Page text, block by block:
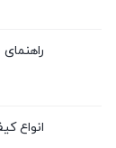
انواع